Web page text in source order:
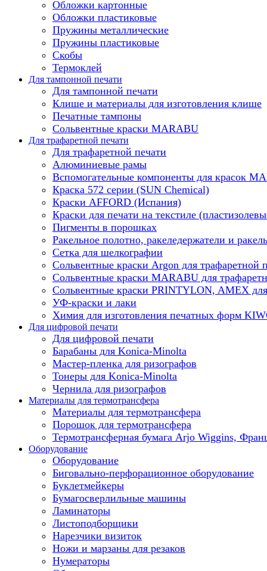
Обложки картонные
Обложки пластиковые
Пружины металлические
Пружины пластиковые
Скобы
Термоклей
Для тампонной печати
Для тампонной печати
Клише и материалы для изготовления клише
Печатные тампоны
Сольвентные краски MARABU
Для трафаретной печати
Для трафаретной печати
Алюминиевые рамы
Вспомогательные компоненты для красок
Краска 572 серии (SUN Chemical)
Краски AFFORD (Испания)
Краски для печати на текстиле
Пигменты в порошках
Ракельное полотно, ракеледержатели и
Сетка для шелкографии
Сольвентные краски Argon для трафаретной
Сольвентные краски MARABU для
Сольвентные краски PRINTYLON, AMEX
УФ-краски и лаки
Химия для изготовления печатных форм
Для цифровой печати
Для цифровой печати
Барабаны для Konica-Minolta
Мастер-пленка для ризографов
Тонеры для Konica-Minolta
Чернила для ризографов
Материалы для термотрансфера
Материалы для термотрансфера
Порошок для термотрансфера
Термотрансферная бумага Arjo Wiggins,
Оборудование
Оборудование
Биговально-перфорационное оборудование
Буклетмейкеры
Бумагосверлильные машины
Ламинаторы
Листоподборщики
Нарезчики визиток
Ножи и марзаны для резаков
Нумераторы